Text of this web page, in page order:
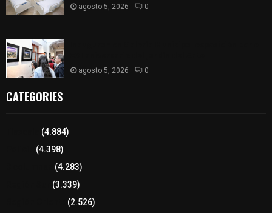
agosto 5, 2026 0
agosto 5, 2026 0
CATEGORIES
(4.884)
(4.398)
(4.283)
(3.339)
(2.526)